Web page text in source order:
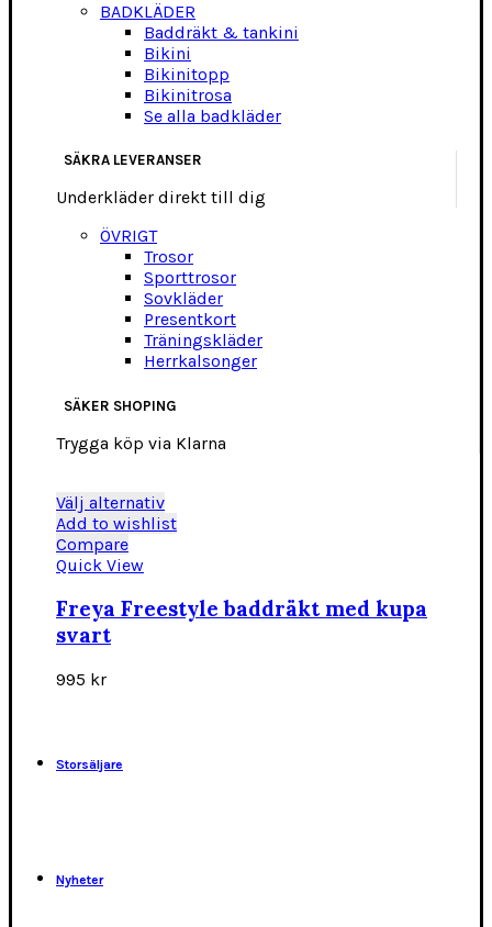
BADKLÄDER
Baddräkt & tankini
Bikini
Bikinitopp
Bikinitrosa
Se alla badkläder
SÄKRA LEVERANSER
Underkläder direkt till dig
ÖVRIGT
Trosor
Sporttrosor
Sovkläder
Presentkort
Träningskläder
Herrkalsonger
SÄKER SHOPING
Trygga köp via Klarna
Välj alternativDen
här
varianter.
Add to wishlist
Compare
Quick View
Freya Freestyle baddräkt med kupa
svart
995 kr
Storsäljare
Nyheter